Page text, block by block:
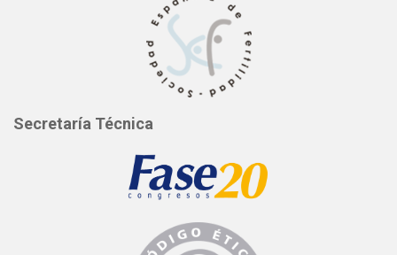
Secretaría Técnica